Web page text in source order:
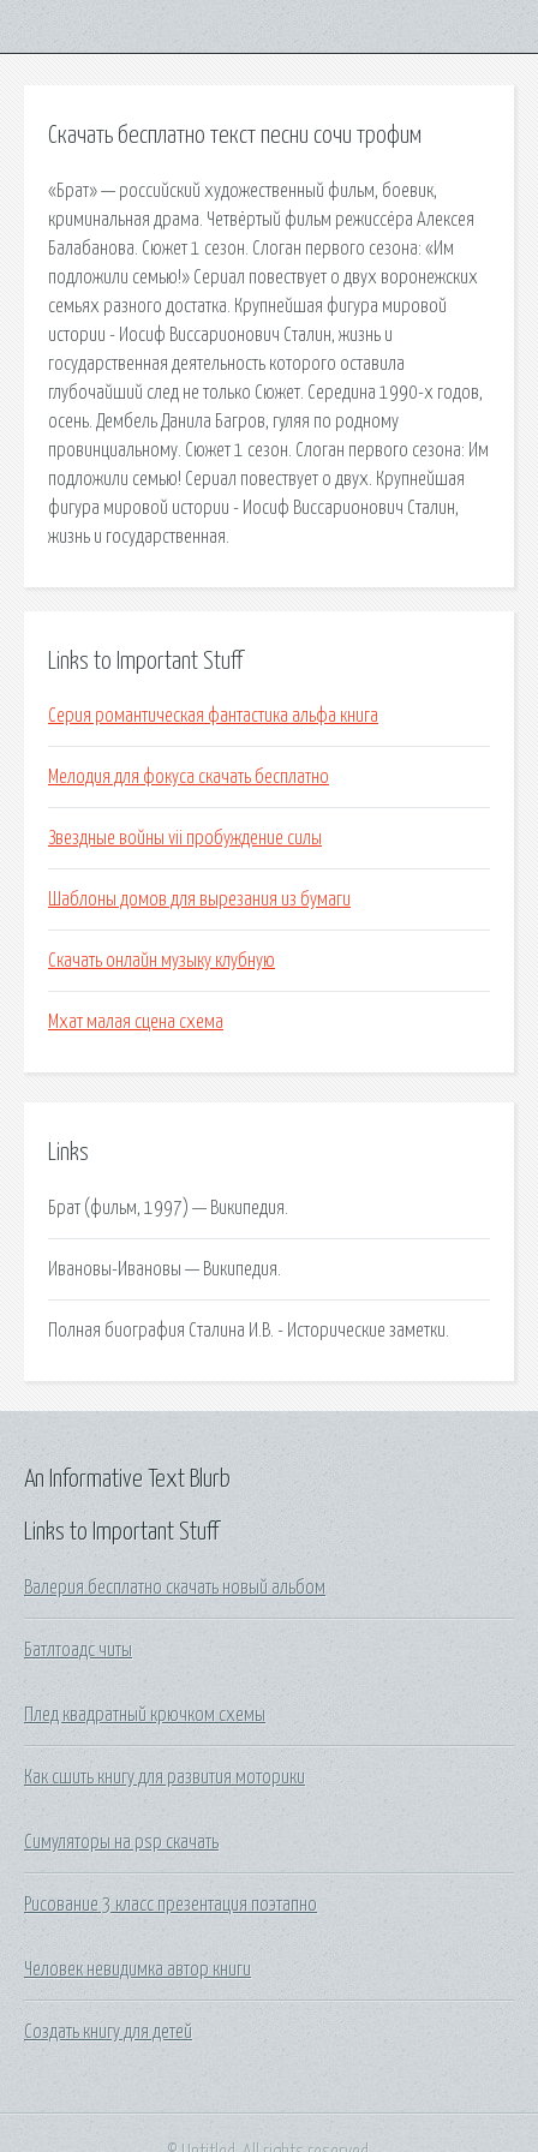
Скачать бесплатно текст песни сочи трофим
«Брат» — российский художественный фильм, боевик,
криминальная драма. Четвёртый фильм режиссёра Алексея
Балабанова. Сюжет 1 сезон. Слоган первого сезона: «Им
подложили семью!» Сериал повествует о двух воронежских
семьях разного достатка. Крупнейшая фигура мировой
истории - Иосиф Виссарионович Сталин, жизнь и
государственная деятельность которого оставила
глубочайший след не только Сюжет. Середина 1990-х годов,
осень. Дембель Данила Багров, гуляя по родному
провинциальному. Сюжет 1 сезон. Слоган первого сезона: Им
подложили семью! Сериал повествует о двух. Крупнейшая
фигура мировой истории - Иосиф Виссарионович Сталин,
жизнь и государственная.
Links to Important Stuff
Серия романтическая фантастика альфа книга
Мелодия для фокуса скачать бесплатно
Звездные войны vii пробуждение силы
Шаблоны домов для вырезания из бумаги
Скачать онлайн музыку клубную
Мхат малая сцена схема
Links
Брат (фильм, 1997) — Википедия.
Ивановы-Ивановы — Википедия.
Полная биография Сталина И.В. - Исторические заметки.
Links to Important Stuff
Валерия бесплатно скачать новый альбом
Батлтоадс читы
Плед квадратный крючком схемы
Как сшить книгу для развития моторики
Симуляторы на psp скачать
Рисование 3 класс презентация поэтапно
Человек невидимка автор книги
Создать книгу для детей
An Informative Text Blurb